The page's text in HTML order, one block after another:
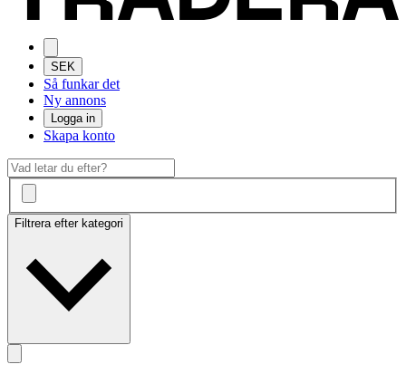
SEK
Så funkar det
Ny annons
Logga in
Skapa konto
Filtrera efter kategori